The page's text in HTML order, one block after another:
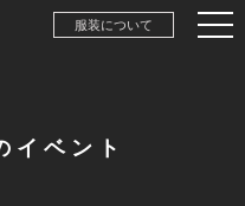
服装について
イベント